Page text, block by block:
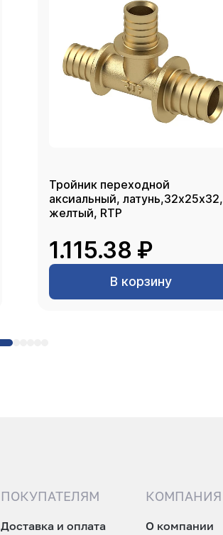
Тройник переходной
аксиальный, латунь,32х25х32,
желтый, RTP
1.115.38 ₽
В корзину
ПОКУПАТЕЛЯМ
Доставка и оплата
КОМПАНИЯ
О компании